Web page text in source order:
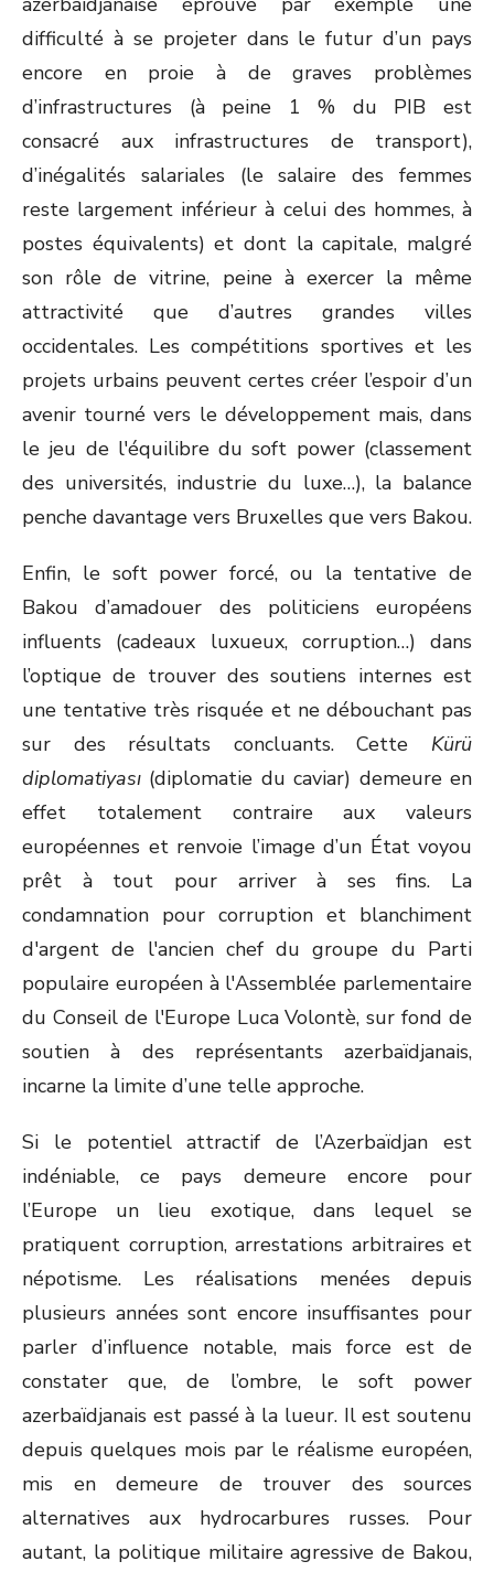
difficulté à se projeter dans le futur d’un pays
encore en proie à de graves problèmes
d’infrastructures (à peine 1 % du PIB est
consacré aux infrastructures de transport),
d’inégalités salariales (le salaire des femmes
reste largement inférieur à celui des hommes, à
postes équivalents) et dont la capitale, malgré
son rôle de vitrine, peine à exercer la même
attractivité que d’autres grandes villes
occidentales. Les compétitions sportives et les
projets urbains peuvent certes créer l’espoir d’un
avenir tourné vers le développement mais, dans
le jeu de l'équilibre du soft power (classement
des universités, industrie du luxe…), la balance
penche davantage vers Bruxelles que vers Bakou.
Enfin, le soft power forcé, ou la tentative de
Bakou d’amadouer des politiciens européens
influents (cadeaux luxueux, corruption…) dans
l’optique de trouver des soutiens internes est
une tentative très risquée et ne débouchant pas
sur des résultats concluants. Cette Kürü
diplomatiyası (diplomatie du caviar) demeure en
effet totalement contraire aux valeurs
européennes et renvoie l’image d’un État voyou
prêt à tout pour arriver à ses fins. La
condamnation pour corruption et blanchiment
d'argent de l'ancien chef du groupe du Parti
populaire européen à l'Assemblée parlementaire
du Conseil de l'Europe Luca Volontè, sur fond de
soutien à des représentants azerbaïdjanais,
incarne la limite d’une telle approche.
Si le potentiel attractif de l’Azerbaïdjan est
indéniable, ce pays demeure encore pour
l’Europe un lieu exotique, dans lequel se
pratiquent corruption, arrestations arbitraires et
népotisme. Les réalisations menées depuis
plusieurs années sont encore insuffisantes pour
parler d’influence notable, mais force est de
constater que, de l’ombre, le soft power
azerbaïdjanais est passé à la lueur. Il est soutenu
depuis quelques mois par le réalisme européen,
mis en demeure de trouver des sources
alternatives aux hydrocarbures russes. Pour
autant, la politique militaire agressive de Bakou,